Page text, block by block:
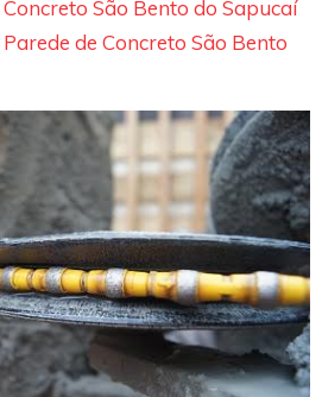
São Bento do Sapucaí
de Concreto São Bento